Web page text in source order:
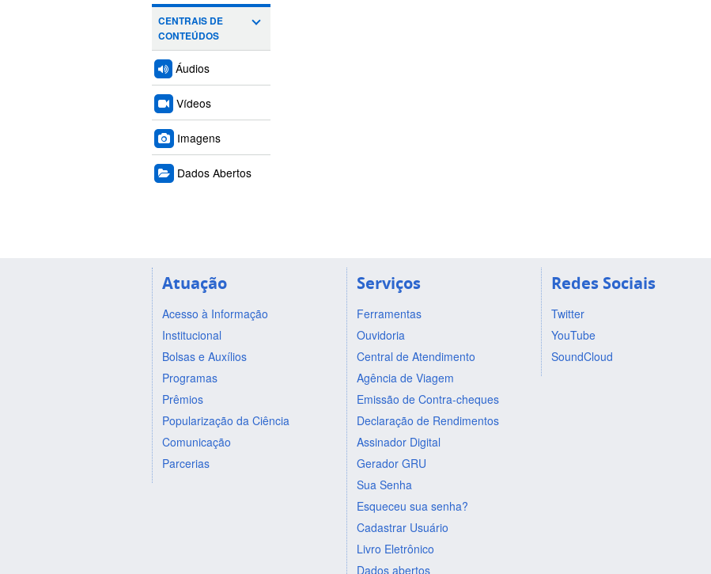
CENTRAIS DE
CONTEÚDOS
Áudios
Vídeos
Imagens
Dados Abertos
Atuação
Acesso à Informação
Institucional
Bolsas e Auxílios
Programas
Prêmios
Popularização da Ciência
Comunicação
Parcerias
Serviços
Ferramentas
Ouvidoria
Central de Atendimento
Agência de Viagem
Emissão de Contra-cheques
Declaração de Rendimentos
Assinador Digital
Gerador GRU
Sua Senha
Esqueceu sua senha?
Cadastrar Usuário
Livro Eletrônico
Dados abertos
Redes Sociais
Twitter
YouTube
SoundCloud